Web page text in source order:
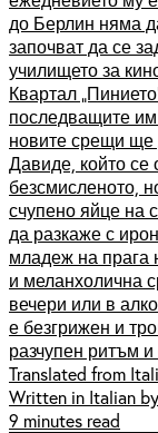
до Берлин няма
започват да се
училището за
Квартал
последващите
новите срещи ще
Давиде, който се
безсмисленото,
счупено яйце на
да разкаже с
младеж на прага
и меланхолична
вечери или в
е безгрижен и
разчупен ритъм
Translated from
Written in Italian
9 minutes read